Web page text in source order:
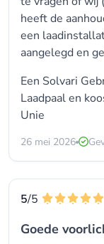
heeft de
een
aangelegd en
Een Solvari
Laadpaal en
Unie
26 mei 2026
5/5
Goede